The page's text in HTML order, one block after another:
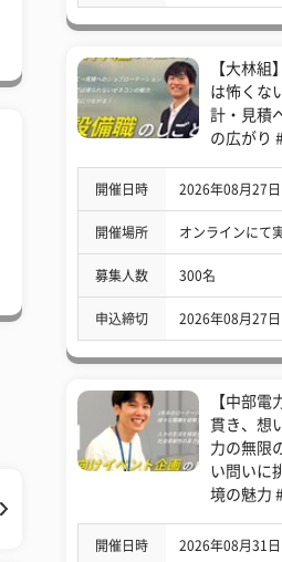
【大林組
は怖くな
計・見積
の広がり
開催日時 2026年08月27
開催場所 オンラインにて
募集人数 300名
申込締切 2026年08月27
【中部電
貫き、想
力の無限
い問いに
境の魅力
開催日時 2026年08月31